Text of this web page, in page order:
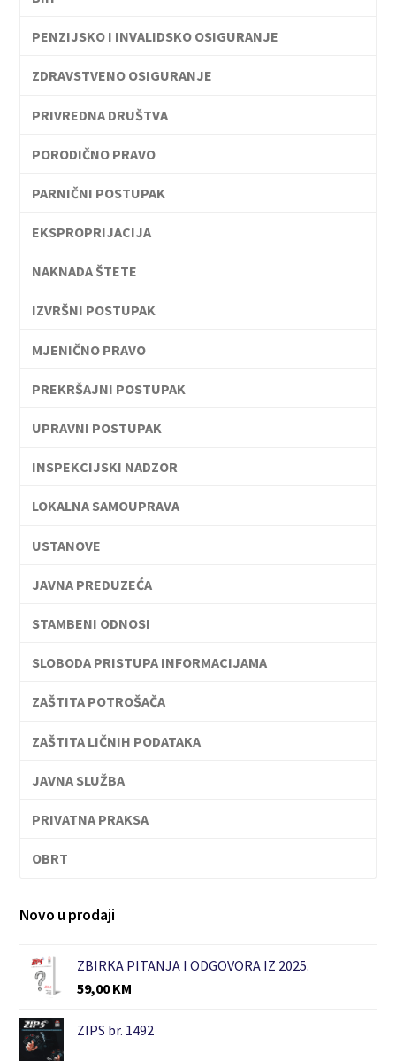
PENZIJSKO I INVALIDSKO OSIGURANJE
ZDRAVSTVENO OSIGURANJE
PRIVREDNA DRUŠTVA
PORODIČNO PRAVO
PARNIČNI POSTUPAK
EKSPROPRIJACIJA
NAKNADA ŠTETE
IZVRŠNI POSTUPAK
MJENIČNO PRAVO
PREKRŠAJNI POSTUPAK
UPRAVNI POSTUPAK
INSPEKCIJSKI NADZOR
LOKALNA SAMOUPRAVA
USTANOVE
JAVNA PREDUZEĆA
STAMBENI ODNOSI
SLOBODA PRISTUPA INFORMACIJAMA
ZAŠTITA POTROŠAČA
ZAŠTITA LIČNIH PODATAKA
JAVNA SLUŽBA
PRIVATNA PRAKSA
OBRT
Novo u prodaji
ZBIRKA PITANJA I ODGOVORA IZ 2025.
59,00KM
ZIPS br. 1492